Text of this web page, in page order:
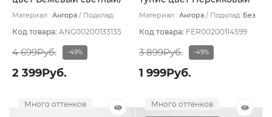
Бежевый/Желтый
Материал : Ангора
Подклад:
Код товара: ANG00200133135
4 699Руб. -49%
2 399Руб.
Материал : Ангора Подклад: Без
Код товара: FER00200114599
3 899Руб. -49%
1 999Руб.
Много оттенков
Много оттенков